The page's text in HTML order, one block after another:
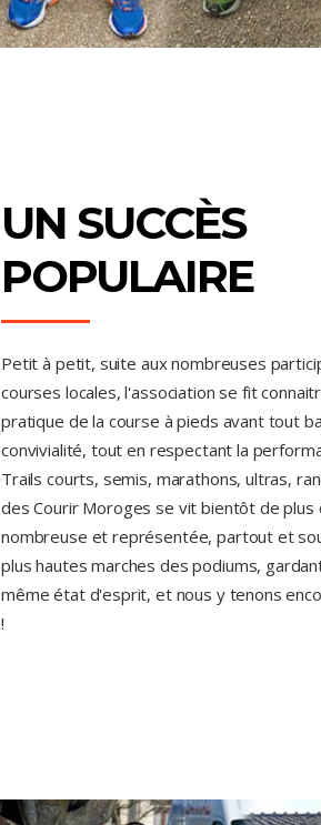
UN SUCCÈS
POPULAIRE
Petit à petit, suite aux nombreuses
courses locales, l'association se fit
pratique de la course à pieds avant tout
convivialité, tout en respectant la
Trails courts, semis, marathons, ultras,
des Courir Moroges se vit bientôt de plus
nombreuse et représentée, partout et
plus hautes marches des podiums,
même état d'esprit, et nous y tenons
!